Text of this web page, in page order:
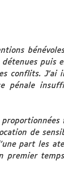
conflits. J’ai
pénale
de
part les
premier